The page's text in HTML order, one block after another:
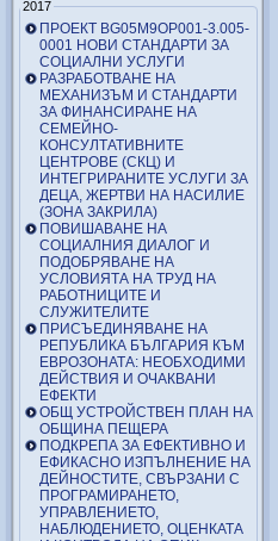
2017
ПРОЕКТ BG05M9OP001-3.005-
0001 НОВИ СТАНДАРТИ ЗА
СОЦИАЛНИ УСЛУГИ
РАЗРАБОТВАНЕ НА
МЕХАНИЗЪМ И СТАНДАРТИ
ЗА ФИНАНСИРАНЕ НА
СЕМЕЙНО-
КОНСУЛТАТИВНИТЕ
ЦЕНТРОВЕ (СКЦ) И
ИНТЕГРИРАНИТЕ УСЛУГИ ЗА
ДЕЦА, ЖЕРТВИ НА НАСИЛИЕ
(ЗОНА ЗАКРИЛА)
ПОВИШАВАНЕ НА
СОЦИАЛНИЯ ДИАЛОГ И
ПОДОБРЯВАНЕ НА
УСЛОВИЯТА НА ТРУД НА
РАБОТНИЦИТЕ И
СЛУЖИТЕЛИТЕ
ПРИСЪЕДИНЯВАНЕ НА
РЕПУБЛИКА БЪЛГАРИЯ КЪМ
ЕВРОЗОНАТА: НЕОБХОДИМИ
ДЕЙСТВИЯ И ОЧАКВАНИ
ЕФЕКТИ
ОБЩ УСТРОЙСТВЕН ПЛАН НА
ОБЩИНА ПЕЩЕРА
ПОДКРЕПА ЗА ЕФЕКТИВНО И
ЕФИКАСНО ИЗПЪЛНЕНИЕ НА
ДЕЙНОСТИТЕ, СВЪРЗАНИ С
ПРОГРАМИРАНЕТО,
УПРАВЛЕНИЕТО,
НАБЛЮДЕНИЕТО, ОЦЕНКАТА